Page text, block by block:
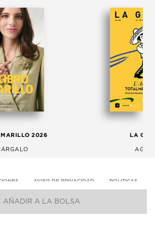
AÑADIR A LA BOLSA
2026 LA
AVISO DE PRIVACIDAD POLITICAS